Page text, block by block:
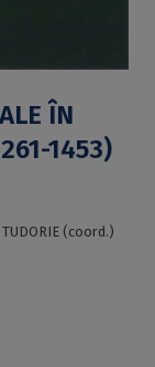
ÎN
1453)
TUDORIE (coord.)